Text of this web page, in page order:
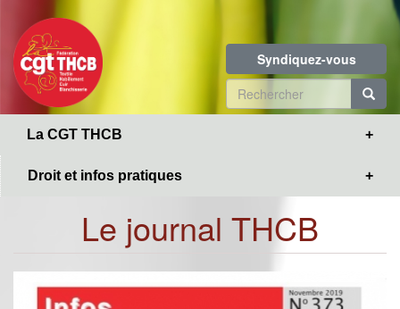
contenu
principal
Syndiquez-vous
Formulaire
de
La CGT THCB
Droit et infos pratiques
Le journal THCB